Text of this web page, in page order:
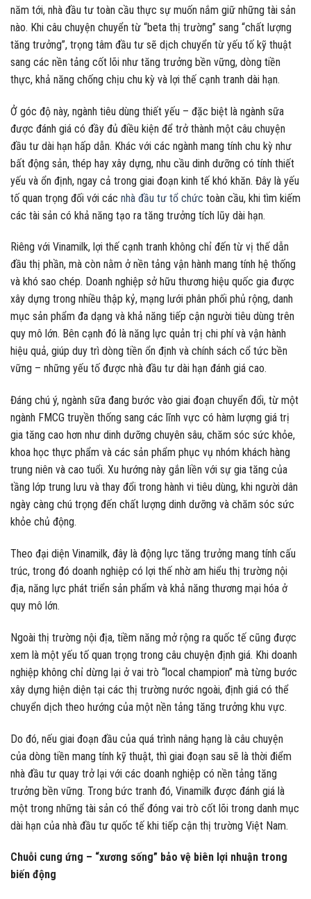
năm tới, nhà đầu tư toàn cầu thực sự muốn nắm giữ những tài sản
nào. Khi câu chuyện chuyển từ “beta thị trường” sang “chất lượng
tăng trưởng”, trọng tâm đầu tư sẽ dịch chuyển từ yếu tố kỹ thuật
sang các nền tảng cốt lõi như tăng trưởng bền vững, dòng tiền
thực, khả năng chống chịu chu kỳ và lợi thế cạnh tranh dài hạn.
Ở góc độ này, ngành tiêu dùng thiết yếu – đặc biệt là ngành sữa
được đánh giá có đầy đủ điều kiện để trở thành một câu chuyện
đầu tư dài hạn hấp dẫn. Khác với các ngành mang tính chu kỳ như
bất động sản, thép hay xây dựng, nhu cầu dinh dưỡng có tính thiết
yếu và ổn định, ngay cả trong giai đoạn kinh tế khó khăn. Đây là yếu
tố quan trọng đối với các nhà đầu tư tổ chức toàn cầu, khi tìm kiếm
các tài sản có khả năng tạo ra tăng trưởng tích lũy dài hạn.
Riêng với Vinamilk, lợi thế cạnh tranh không chỉ đến từ vị thế dẫn
đầu thị phần, mà còn nằm ở nền tảng vận hành mang tính hệ thống
và khó sao chép. Doanh nghiệp sở hữu thương hiệu quốc gia được
xây dựng trong nhiều thập kỷ, mạng lưới phân phối phủ rộng, danh
mục sản phẩm đa dạng và khả năng tiếp cận người tiêu dùng trên
quy mô lớn. Bên cạnh đó là năng lực quản trị chi phí và vận hành
hiệu quả, giúp duy trì dòng tiền ổn định và chính sách cổ tức bền
vững – những yếu tố được nhà đầu tư dài hạn đánh giá cao.
Đáng chú ý, ngành sữa đang bước vào giai đoạn chuyển đổi, từ một
ngành FMCG truyền thống sang các lĩnh vực có hàm lượng giá trị
gia tăng cao hơn như dinh dưỡng chuyên sâu, chăm sóc sức khỏe,
khoa học thực phẩm và các sản phẩm phục vụ nhóm khách hàng
trung niên và cao tuổi. Xu hướng này gắn liền với sự gia tăng của
tầng lớp trung lưu và thay đổi trong hành vi tiêu dùng, khi người dân
ngày càng chú trọng đến chất lượng dinh dưỡng và chăm sóc sức
khỏe chủ động.
Theo đại diện Vinamilk, đây là động lực tăng trưởng mang tính cấu
trúc, trong đó doanh nghiệp có lợi thế nhờ am hiểu thị trường nội
địa, năng lực phát triển sản phẩm và khả năng thương mại hóa ở
quy mô lớn.
Ngoài thị trường nội địa, tiềm năng mở rộng ra quốc tế cũng được
xem là một yếu tố quan trọng trong câu chuyện định giá. Khi doanh
nghiệp không chỉ dừng lại ở vai trò “local champion” mà từng bước
xây dựng hiện diện tại các thị trường nước ngoài, định giá có thể
chuyển dịch theo hướng của một nền tảng tăng trưởng khu vực.
Do đó, nếu giai đoạn đầu của quá trình nâng hạng là câu chuyện
của dòng tiền mang tính kỹ thuật, thì giai đoạn sau sẽ là thời điểm
nhà đầu tư quay trở lại với các doanh nghiệp có nền tảng tăng
trưởng bền vững. Trong bức tranh đó, Vinamilk được đánh giá là
một trong những tài sản có thể đóng vai trò cốt lõi trong danh mục
dài hạn của nhà đầu tư quốc tế khi tiếp cận thị trường Việt Nam.
Chuỗi cung ứng – “xương sống” bảo vệ biên lợi nhuận trong
biến động